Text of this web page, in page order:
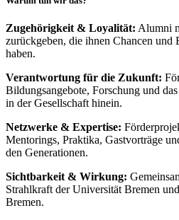
Zugehörigkeit & Loyalität: Alumni
zurückgeben, die ihnen Chancen und
haben.
Verantwortung für die Zukunft:
Bildungsangebote, Forschung und
in der Gesellschaft hinein.
Netzwerke & Expertise:
Mentorings, Praktika, Gastvorträge
den Generationen.
Sichtbarkeit & Wirkung:
Strahlkraft der Universität Bremen
Bremen.